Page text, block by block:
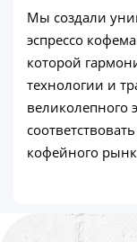
Мы создали
эспрессо
которой
технологии и
великолепного
кофейного